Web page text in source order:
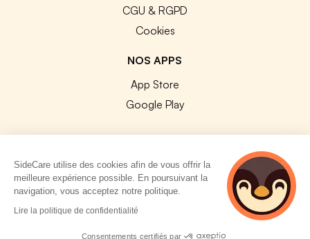
CGU & RGPD
Cookies
NOS APPS
App Store
Google Play
© 2026 SideCare. Tous droits réservés.
SideCare utilise des cookies afin de vous offrir la
meilleure expérience possible. En poursuivant la
navigation, vous acceptez notre politique.
Lire la politique de confidentialité
Consentements certifiés par
4 personnes
consultent
actuellement cette